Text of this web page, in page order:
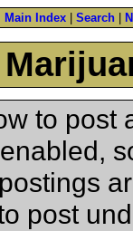
Main Index Search
to post
post